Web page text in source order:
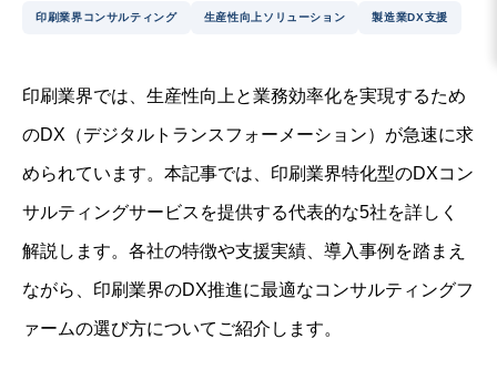
印刷業界コンサルティング 生産性向上ソリューション 製造業DX支援
印刷業界では、生産性向上と業務効率化を実現するため
のDX（デジタルトランスフォーメーション）が急速に求
められています。本記事では、印刷業界特化型のDXコン
サルティングサービスを提供する代表的な5社を詳しく
解説します。各社の特徴や支援実績、導入事例を踏まえ
ながら、印刷業界のDX推進に最適なコンサルティングフ
ァームの選び方についてご紹介します。